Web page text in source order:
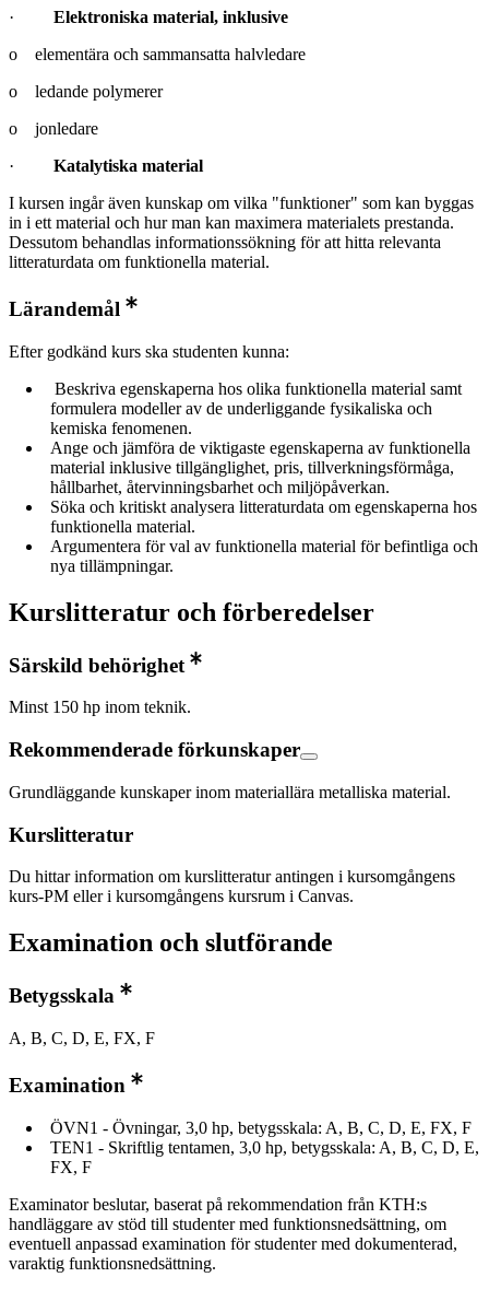
· Elektroniska material, inklusive
o elementära och sammansatta halvledare
o ledande polymerer
o jonledare
· Katalytiska material
I kursen ingår även kunskap om vilka "funktioner" som kan byggas
in i ett material och hur man kan maximera materialets prestanda.
Dessutom behandlas informationssökning för att hitta relevanta
litteraturdata om funktionella material.
Lärandemål
Efter godkänd kurs ska studenten kunna:
Beskriva egenskaperna hos olika funktionella material samt
formulera modeller av de underliggande fysikaliska och
kemiska fenomenen.
Ange och jämföra de viktigaste egenskaperna av funktionella
material inklusive tillgänglighet, pris, tillverkningsförmåga,
hållbarhet, återvinningsbarhet och miljöpåverkan.
Söka och kritiskt analysera litteraturdata om egenskaperna hos
funktionella material.
Argumentera för val av funktionella material för befintliga och
nya tillämpningar.
Kurslitteratur och förberedelser
Särskild behörighet
Minst 150 hp inom teknik.
Rekommenderade förkunskaper
Grundläggande kunskaper inom materiallära metalliska material.
Kurslitteratur
Du hittar information om kurslitteratur antingen i kursomgångens
kurs-PM eller i kursomgångens kursrum i Canvas.
Examination och slutförande
Betygsskala
A, B, C, D, E, FX, F
Examination
ÖVN1 - Övningar, 3,0 hp, betygsskala: A, B, C, D, E, FX, F
TEN1 - Skriftlig tentamen, 3,0 hp, betygsskala: A, B, C, D, E,
FX, F
Examinator beslutar, baserat på rekommendation från KTH:s
handläggare av stöd till studenter med funktionsnedsättning, om
eventuell anpassad examination för studenter med dokumenterad,
varaktig funktionsnedsättning.